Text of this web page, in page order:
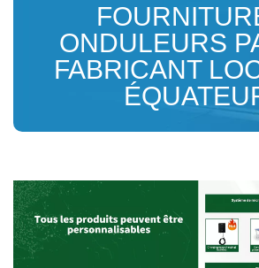
ONDULEURS
FABRICANT